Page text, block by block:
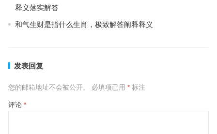
释义落实解答
和气生财是指什么生肖，极致解答阐释释义
发表回复
您的邮箱地址不会被公开。 必填项已用 *标注
评论 *